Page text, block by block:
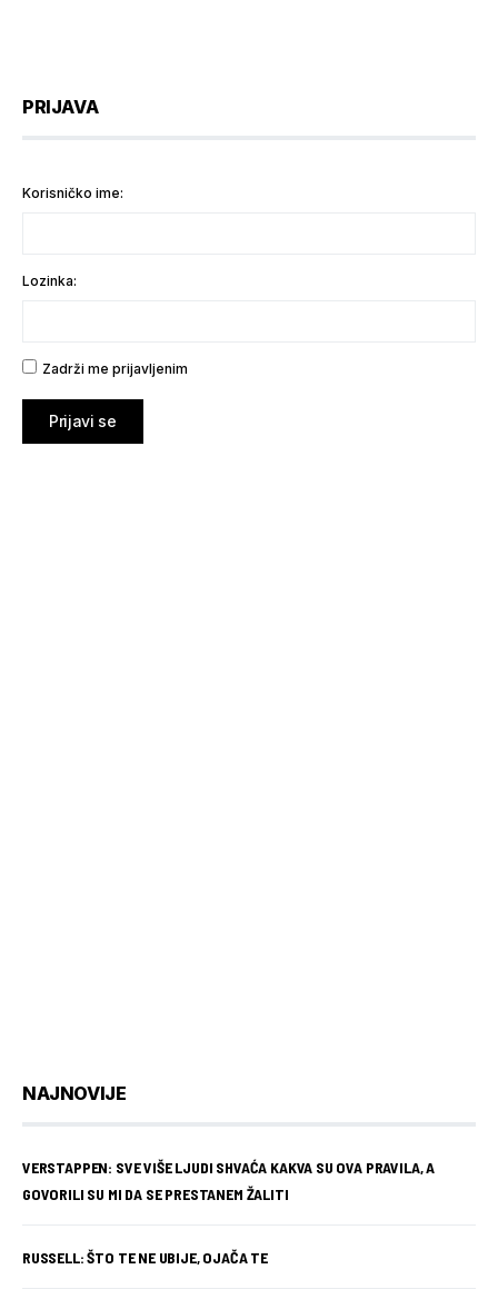
PRIJAVA
Korisničko ime:
Lozinka:
Zadrži me prijavljenim
Prijavi se
NAJNOVIJE
VERSTAPPEN: SVE VIŠE LJUDI SHVAĆA KAKVA SU OVA PRAVILA, A
GOVORILI SU MI DA SE PRESTANEM ŽALITI
RUSSELL: ŠTO TE NE UBIJE, OJAČA TE